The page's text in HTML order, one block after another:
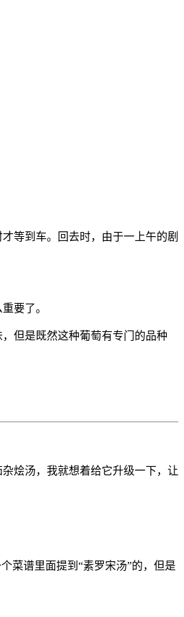
等到车。回去时，由于一上午的剧
要了。
但是既然这种葡萄有专门的品种
烩汤，我就想着给它升级一下，让
菜谱里面提到“素罗宋汤”的，但是